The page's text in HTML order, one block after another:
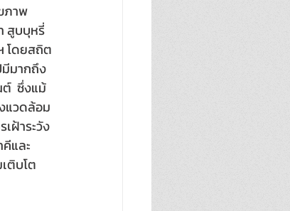
ภาพ
สูบบุหรี่
โดยสถิต
มีมากถึง
ซึ่งแม้
แวดล้อม
ฝ้าระวัง
และ
ติบโต